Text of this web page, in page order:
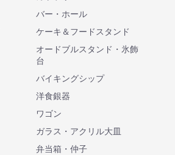
バー・ホール
ケーキ＆フードスタンド
オードブルスタンド・氷飾
台
バイキングシップ
洋食銀器
ワゴン
ガラス・アクリル大皿
弁当箱・仲子